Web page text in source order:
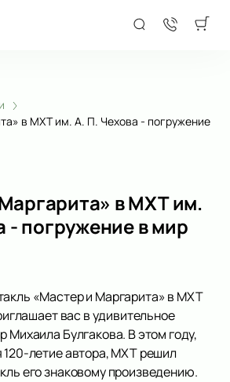
в МХТ им. А. П. Чехова - погружение
в МХТ им.
- погружение в мир
«Мастер и Маргарита» в МХТ
вас в удивительное
Михаила Булгакова. В этом году,
120-летие автора, МХТ решил
его знаковому произведению.